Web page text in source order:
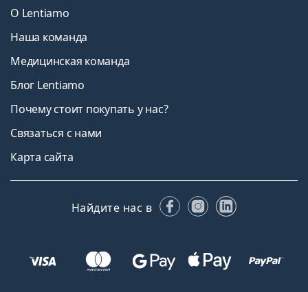
О Lentiamo
Наша команда
Медицинская команда
Блог Lentiamo
Почему стоит покупать у нас?
Связаться с нами
Карта сайта
Найдите нас в FacebookInstagram
LinkedIn